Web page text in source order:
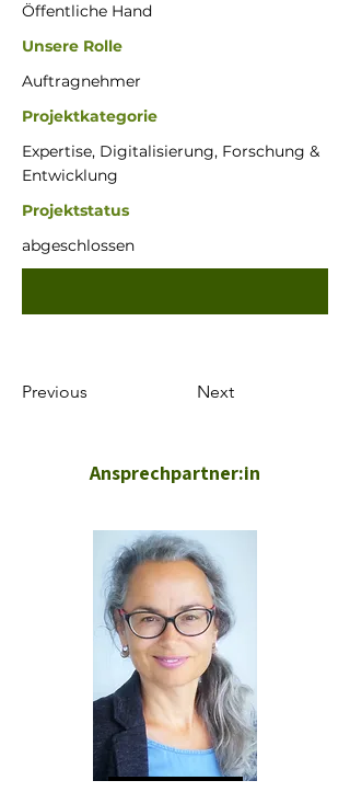
Öffentliche Hand
Unsere Rolle
Auftragnehmer
Projektkategorie
Expertise, Digitalisierung, Forschung &
Entwicklung
Projektstatus
abgeschlossen
Previous Next
Ansprechpartner:in